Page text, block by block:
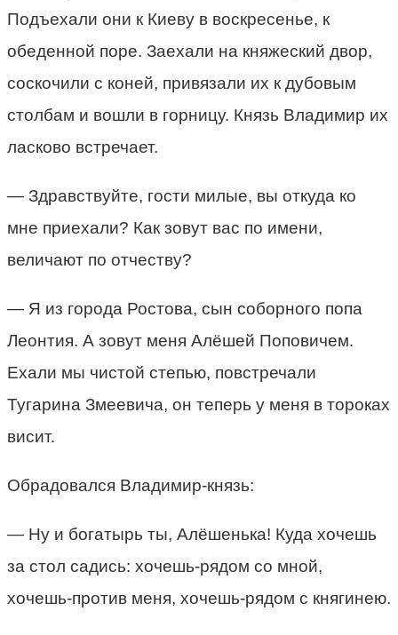
Подъехали они к Киеву в воскресенье, к
обеденной поре. Заехали на княжеский двор,
соскочили с коней, привязали их к дубовым
столбам и вошли в горницу. Князь Владимир их
ласково встречает.
— Здравствуйте, гости милые, вы откуда ко
мне приехали? Как зовут вас по имени,
величают по отчеству?
— Я из города Ростова, сын соборного попа
Леонтия. А зовут меня Алёшей Поповичем.
Ехали мы чистой степью, повстречали
Тугарина Змеевича, он теперь у меня в тороках
висит.
Обрадовался Владимир-князь:
— Ну и богатырь ты, Алёшенька! Куда хочешь
за стол садись: хочешь-рядом со мной,
хочешь-против меня, хочешь-рядом с княгинею.